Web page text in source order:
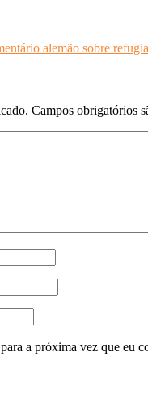
alemão sobre
Campos obrigatórios
a próxima vez que eu